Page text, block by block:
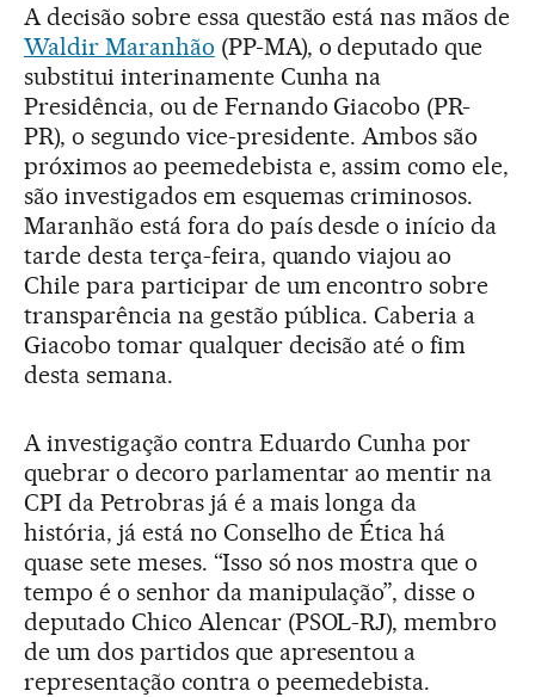
A decisão sobre essa questão está nas mãos de
Waldir Maranhão (PP-MA), o deputado que
substitui interinamente Cunha na
Presidência, ou de Fernando Giacobo (PR-
PR), o segundo vice-presidente. Ambos são
próximos ao peemedebista e, assim como ele,
são investigados em esquemas criminosos.
Maranhão está fora do país desde o início da
tarde desta terça-feira, quando viajou ao
Chile para participar de um encontro sobre
transparência na gestão pública. Caberia a
Giacobo tomar qualquer decisão até o fim
desta semana.
A investigação contra Eduardo Cunha por
quebrar o decoro parlamentar ao mentir na
CPI da Petrobras já é a mais longa da
história, já está no Conselho de Ética há
quase sete meses. “Isso só nos mostra que o
tempo é o senhor da manipulação”, disse o
deputado Chico Alencar (PSOL-RJ), membro
de um dos partidos que apresentou a
representação contra o peemedebista.